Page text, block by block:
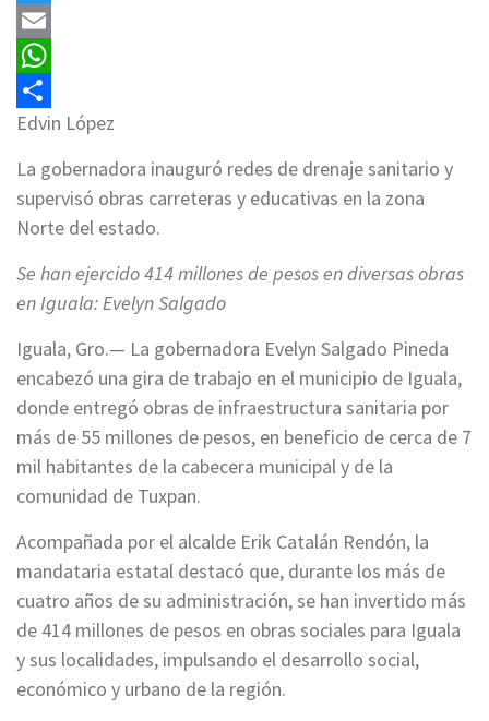
Twitter
Email
WhatsApp
Compartir
Edvin López
La gobernadora inauguró redes de drenaje sanitario y
supervisó obras carreteras y educativas en la zona
Norte del estado.
Se han ejercido 414 millones de pesos en diversas obras
en Iguala: Evelyn Salgado
Iguala, Gro.— La gobernadora Evelyn Salgado Pineda
encabezó una gira de trabajo en el municipio de Iguala,
donde entregó obras de infraestructura sanitaria por
más de 55 millones de pesos, en beneficio de cerca de 7
mil habitantes de la cabecera municipal y de la
comunidad de Tuxpan.
Acompañada por el alcalde Erik Catalán Rendón, la
mandataria estatal destacó que, durante los más de
cuatro años de su administración, se han invertido más
de 414 millones de pesos en obras sociales para Iguala
y sus localidades, impulsando el desarrollo social,
económico y urbano de la región.